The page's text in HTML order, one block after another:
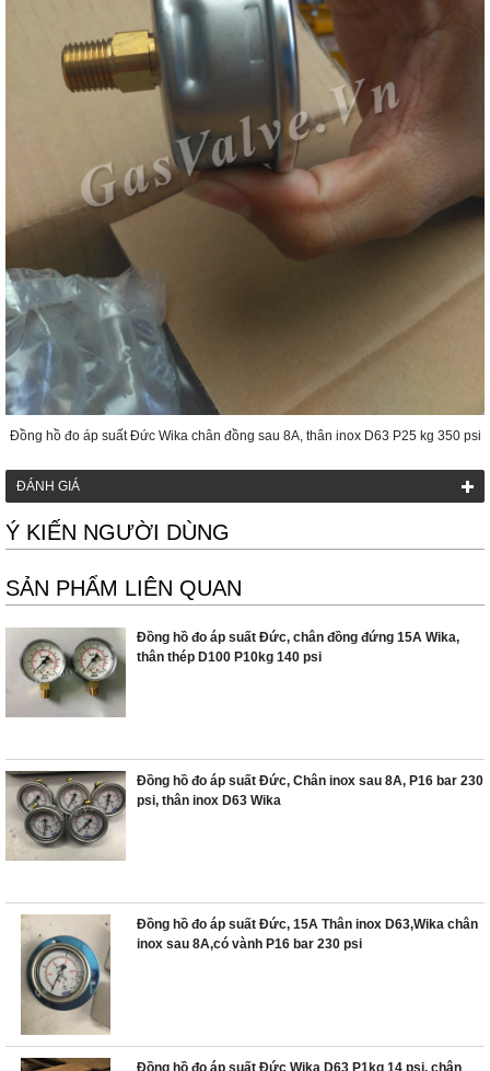
Đồng hồ đo áp suất Đức Wika chân đồng sau 8A, thân inox D63 P25 kg 350 psi
ĐÁNH GIÁ
Ý KIẾN NGƯỜI DÙNG
SẢN PHẨM LIÊN QUAN
Đồng hồ đo áp suất Đức, chân đồng đứng 15A Wika,
thân thép D100 P10kg 140 psi
Đồng hồ đo áp suất Đức, Chân inox sau 8A, P16 bar 230
psi, thân inox D63 Wika
Đồng hồ đo áp suất Đức, 15A Thân inox D63,Wika chân
inox sau 8A,có vành P16 bar 230 psi
Đồng hồ đo áp suất Đức Wika D63 P1kg 14 psi, chân